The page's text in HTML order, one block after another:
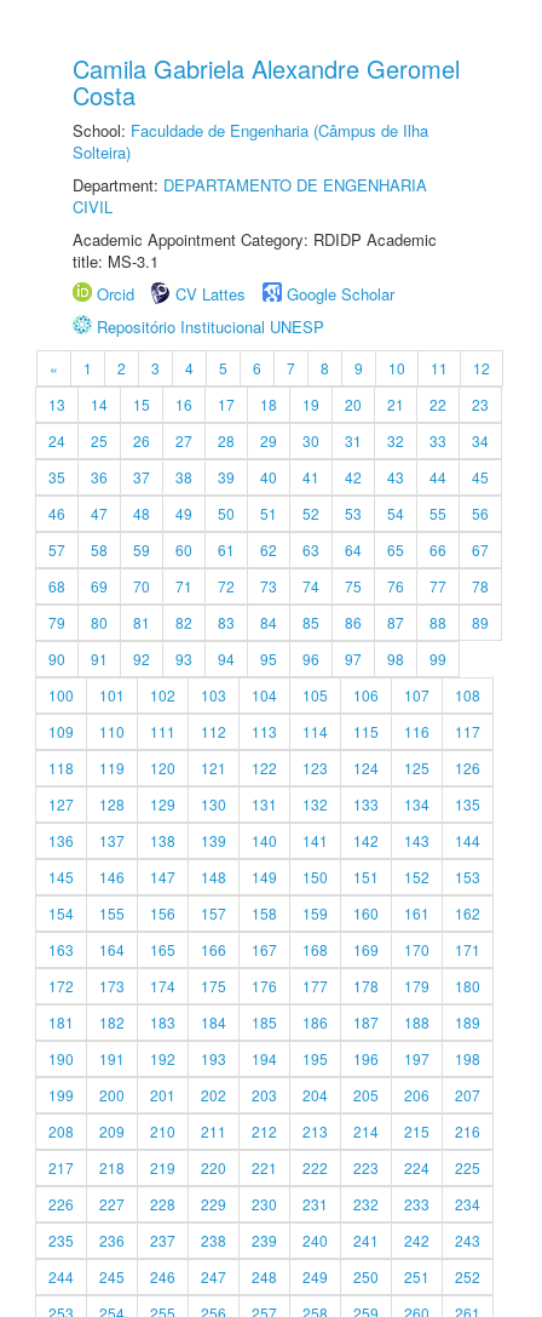
Camila Gabriela Alexandre Geromel
Costa
School: Faculdade de Engenharia (Câmpus de Ilha
Solteira)
Department: DEPARTAMENTO DE ENGENHARIA
CIVIL
Academic Appointment Category: RDIDP Academic
title: MS-3.1
Orcid
CV Lattes
Google Scholar
Repositório Institucional UNESP
« 1 2 3 4 5 6 7 8 9 10 11
12
13
14 15 16 17 18 19 20 21 22
23
24
25 26 27 28 29 30 31 32 33
34
35
36 37 38 39 40 41 42 43 44
45
46
47 48 49 50 51 52 53 54 55
56
57
58 59 60 61 62 63 64 65 66
67
68
69 70 71 72 73 74 75 76 77
78
79
80 81 82 83 84 85 86 87 88
89
90
91 92 93 94 95 96 97 98
99
100
101 102 103 104 105 106 107
108
109
110 111 112 113 114 115 116
117
118
119 120 121 122 123 124 125
126
127
128 129 130 131 132 133 134
135
136
137 138 139 140 141 142 143
144
145
146 147 148 149 150 151 152
153
154
155 156 157 158 159 160 161
162
163
164 165 166 167 168 169 170
171
172
173 174 175 176 177 178 179
180
181
182 183 184 185 186 187 188
189
190
191 192 193 194 195 196 197
198
199
200 201 202 203 204 205 206
207
208
209 210 211 212 213 214 215
216
217
218 219 220 221 222 223 224
225
226
227 228 229 230 231 232 233
234
235
236 237 238 239 240 241 242
243
244
245 246 247 248 249 250 251
252
253
254 255 256 257 258 259 260 261